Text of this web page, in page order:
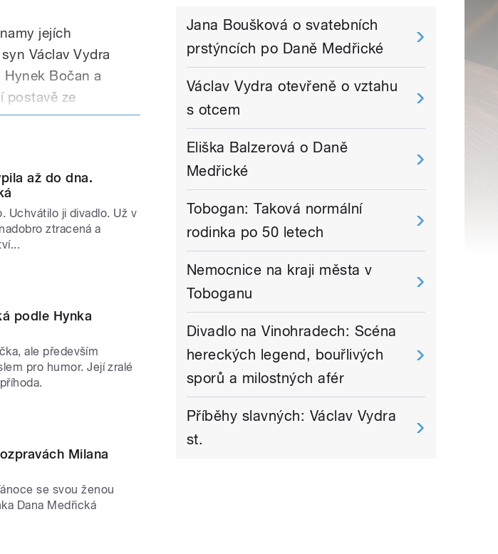
jejích
Václav Vydra
Hynek Bočan a
postavě ze
až do dna.
Uchvátilo ji divadlo. Už v
ztracená a
podle Hynka
ale především
pro humor. Její zralé
Milana
se svou ženou
Dana Medřická
Jana Boušková o svatebních
prstýncích po Daně Medřické
Václav Vydra otevřeně o vztahu
s otcem
Eliška Balzerová o Daně
Medřické
Tobogan: Taková normální
rodinka po 50 letech
Nemocnice na kraji města v
Toboganu
Divadlo na Vinohradech: Scéna
hereckých legend, bouřlivých
sporů a milostných afér
Příběhy slavných: Václav Vydra
st.